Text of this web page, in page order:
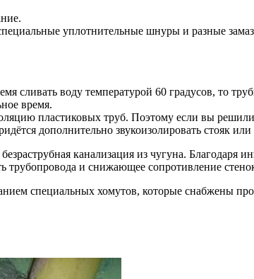
уплотнительные шнуры и разные
сливать воду температурой 60 градусов, то
время.
пластиковых труб. Поэтому если вы
дополнительно звукоизолировать стояк
канализация из чугуна.
и снижающее сопротивление
специальных хомутов, которые снабжены